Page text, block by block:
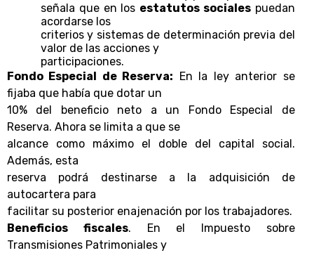
señala que en los estatutos sociales puedan
acordarse los
criterios y sistemas de determinación previa del
valor de las acciones y
participaciones.
Fondo Especial de Reserva: En la ley anterior se
fijaba que había que dotar un
10% del beneficio neto a un Fondo Especial de
Reserva. Ahora se limita a que se
alcance como máximo el doble del capital social.
Además, esta
reserva podrá destinarse a la adquisición de
autocartera para
facilitar su posterior enajenación por los trabajadores.
Beneficios fiscales. En el Impuesto sobre
Transmisiones Patrimoniales y